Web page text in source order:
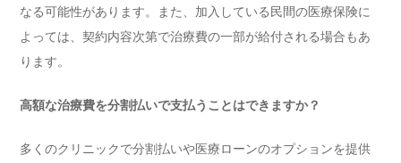
なる可能性があります。また、加入している民間の医療保険に
よっては、契約内容次第で治療費の一部が給付される場合もあ
ります。
高額な治療費を分割払いで支払うことはできますか？
多くのクリニックで分割払いや医療ローンのオプションを提供